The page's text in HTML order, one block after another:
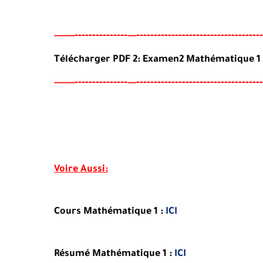
-------------------------
Télécharger PDF 2: Examen2 Mathématique 1
-------------------------
Voire Aussi:
Cours Mathématique 1 : ICI
Résumé Mathématique 1 : ICI